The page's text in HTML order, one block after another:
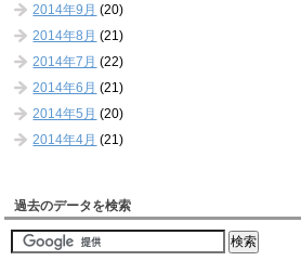
2014年9月 (20)
2014年8月 (21)
2014年7月 (22)
2014年6月 (21)
2014年5月 (20)
2014年4月 (21)
過去のデータを検索